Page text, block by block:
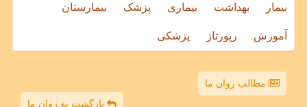
بیمار بهداشت بیماری پزشک بیمارستان
آموزش رپورتاژ پزشکی
مطالب روان ما
بازگشت به روان ما